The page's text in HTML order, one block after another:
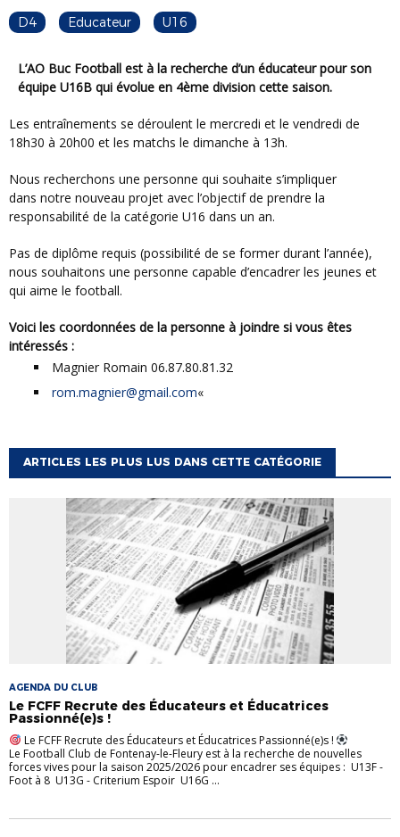
D4 Educateur U16
L’AO Buc Football est à la recherche d’un éducateur pour son
équipe U16B qui évolue en 4ème division cette saison.
Les entraînements se déroulent le mercredi et le vendredi de
18h30 à 20h00 et les matchs le dimanche à 13h.
Nous recherchons une personne qui souhaite s’impliquer
dans notre nouveau projet avec l’objectif de prendre la
responsabilité de la catégorie U16 dans un an.
Pas de diplôme requis (possibilité de se former durant l’année),
nous souhaitons une personne capable d’encadrer les jeunes et
qui aime le football.
Voici les coordonnées de la personne à joindre si vous êtes
intéressés :
Magnier Romain 06.87.80.81.32
rom.magnier@gmail.com«
ARTICLES LES PLUS LUS DANS CETTE CATÉGORIE
AGENDA DU CLUB
Le FCFF Recrute des Éducateurs et Éducatrices
Passionné(e)s !
Le FCFF Recrute des Éducateurs et Éducatrices Passionné(e)s !
Le Football Club de Fontenay-le-Fleury est à la recherche de nouvelles
forces vives pour la saison 2025/2026 pour encadrer ses équipes : U13F -
Foot à 8 U13G - Criterium Espoir U16G ...